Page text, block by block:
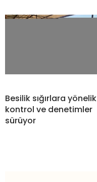
Besilik sığırlara yönelik
kontrol ve denetimler
sürüyor